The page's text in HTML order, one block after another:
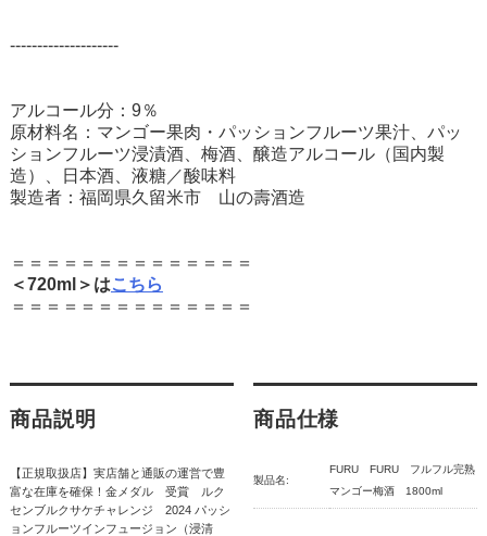
--------------------
アルコール分：9％
原材料名：マンゴー果肉・パッションフルーツ果汁、パッ
ションフルーツ浸漬酒、梅酒、醸造アルコール（国内製
造）、日本酒、液糖／酸味料
製造者：福岡県久留米市 山の壽酒造
＝＝＝＝＝＝＝＝＝＝＝＝＝＝
＜720ml＞はこちら
＝＝＝＝＝＝＝＝＝＝＝＝＝＝
商品説明
【正規取扱店】実店舗と通販の運営で豊
富な在庫を確保！金メダル 受賞 ルク
センブルクサケチャレンジ 2024 パッシ
ョンフルーツインフュージョン（浸清
商品仕様
製品名:
FURU FURU フルフル完熟
マンゴー梅酒 1800ml